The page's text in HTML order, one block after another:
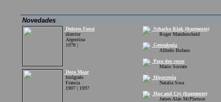
Novedades
Dolores Fonzi
director
Argentina
1978 |
Dora Maar
fotógrafo
Francia
1907 | 1997
Schacko Klak (fragmento)
Roger Manderscheid
Genealogía
Alfredo Bufano
Para dos voces
Mario Socrate
Hipocresía
Natalia Sosa
Hue and Cry (fragmento)
James Alan McPherson